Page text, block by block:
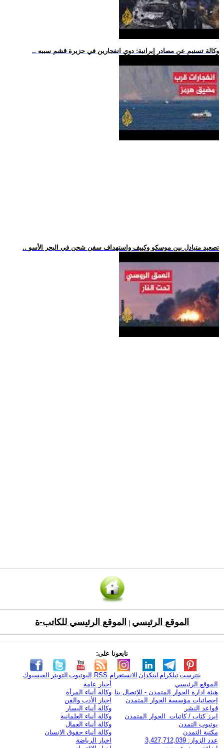
.. وكالة تسنيم عن مصادر إيرانية: دوي انفجارين في جزيرة قشم سببه
.. تصعيد متبادل بين موسكو وكييف واستهداف سفن شحن في البحر الأسو
الموقع الرئيسي الموقع الرئيسي للكاتب-ة
تابعونا على:
الفيسبوك التويتر اليوتيوب RSS الانستغرام لينكدإن تيلكرامبنترست
الموقع الرئيسي
هيئة ادارة الحوار المتمدن - للإتصال بنا
إحصائيات مؤسسة الحوار المتمدن
قواعد النشر
ابرز كتاب / كاتبات الحوار المتمدن
يوتيوب التمدن
مكتبة التمدن
عدد الزوار: 3,427,712,039
أخبار عامة
وكالة أنباء المرأة
اخبار الأدب والفن
وكالة أنباء اليسار
وكالة أنباء العلمانية
وكالة أنباء العمال
وكالة أنباء حقوق الإنسان
اخبار الرياضة